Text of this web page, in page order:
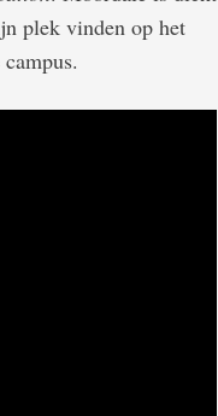
plek vinden op het